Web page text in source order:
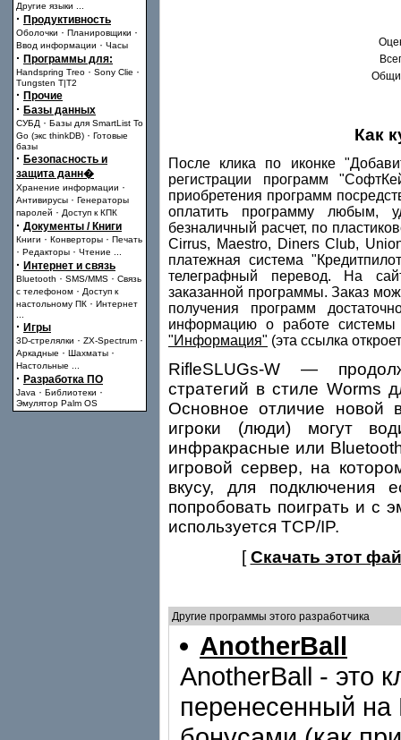
Другие языки
· Продуктивность
Оболочки · Планировщики ·
Ввод информации · Часы
· Программы для:
Handspring Treo · Sony Clie ·
Tungsten T|T2
· Прочие
· Базы данных
СУБД · Базы для SmartList To
Go (экс thinkDB) · Готовые
базы
· Безопасность и
защита данн�
Хранение информации ·
Антивирусы · Генераторы
паролей · Доступ к КПК
· Документы / Книги
Книги · Конверторы · Печать
· Редакторы · Чтение
· Интернет и связь
Bluetooth · SMS/MMS · Связь
с телефоном · Доступ к
настольному ПК · Интернет
· Игры
3D-стрелялки · ZX-Spectrum ·
Аркадные · Шахматы ·
Настольные
· Разработка ПО
Java · Библиотеки ·
Эмулятор Palm OS
Как
После клика по иконке
регистрации программ
приобретения программ
оплатить программу любым,
безналичный расчет, по
Cirrus, Maestro, Diners Club,
платежная система
телеграфный перевод. На
заказанной программы. Заказ
получения программ
информацию о работе системы
"Информация" (эта ссылка
RifleSLUGs-W —
стратегий в стиле Worms
Основное отличие новой
игроки (люди) могут
инфракрасные или
игровой сервер, на
вкусу, для подключения
попробовать поиграть и с
используется TCP/IP.
[Скачать этот
Другие программы этого разработчика
AnotherBall
AnotherBall - это
перенесенный